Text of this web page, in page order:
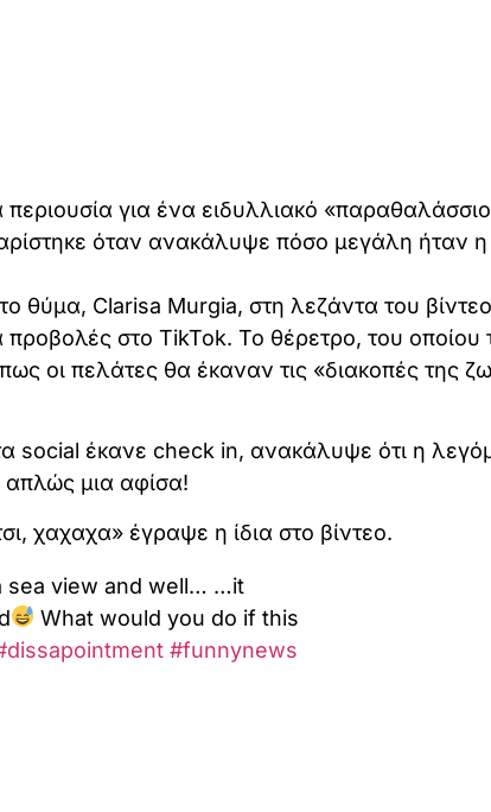
για ένα ειδυλλιακό
όταν ανακάλυψε πόσο μεγάλη ήταν η
θύμα, Clarisa Murgia, στη λεζάντα του
προβολές στο TikTok. Το θέρετρο, του οποίου
οι πελάτες θα έκαναν τις «διακοπές της
social έκανε check in, ανακάλυψε ότι η
μια αφίσα!
χαχαχα» έγραψε η ίδια στο βίντεο.
sea view and well… …it
What would you do if this
#funnynews